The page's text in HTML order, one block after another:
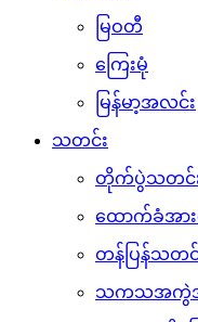
မြဝတီ
ကြေးမုံ
မြန်မာ့အလင်း
သတင်း
တိုက်ပွဲသတင်
ထောက်ခံအား
တန်ပြန်သတင်
သကသအကွဲအ